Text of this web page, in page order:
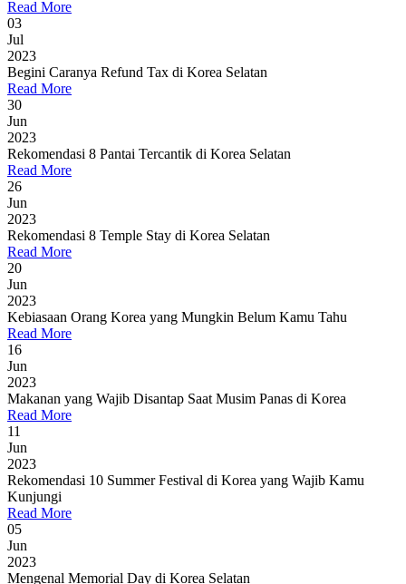
Read More
03
Jul
2023
Begini Caranya Refund Tax di Korea Selatan
Read More
30
Jun
2023
Rekomendasi 8 Pantai Tercantik di Korea Selatan
Read More
26
Jun
2023
Rekomendasi 8 Temple Stay di Korea Selatan
Read More
20
Jun
2023
Kebiasaan Orang Korea yang Mungkin Belum Kamu Tahu
Read More
16
Jun
2023
Makanan yang Wajib Disantap Saat Musim Panas di Korea
Read More
11
Jun
2023
Rekomendasi 10 Summer Festival di Korea yang Wajib Kamu
Kunjungi
Read More
05
Jun
2023
Mengenal Memorial Day di Korea Selatan